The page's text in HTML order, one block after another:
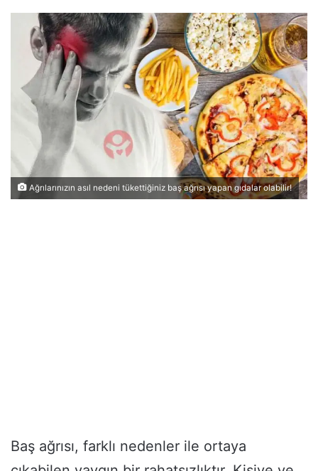
Ağrılarınızın asıl nedeni tükettiğiniz baş ağrısı yapan gıdalar olabilir!
Baş ağrısı, farklı nedenler ile ortaya